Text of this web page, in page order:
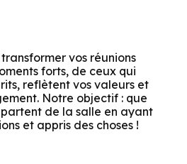
vos réunions
forts, de ceux qui
reflètent vos valeurs et
Notre objectif : que
de la salle en ayant
et appris des choses !